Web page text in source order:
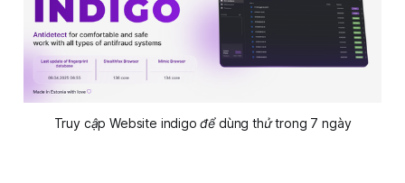
Truy cập Website indigo để dùng thử trong 7 ngày